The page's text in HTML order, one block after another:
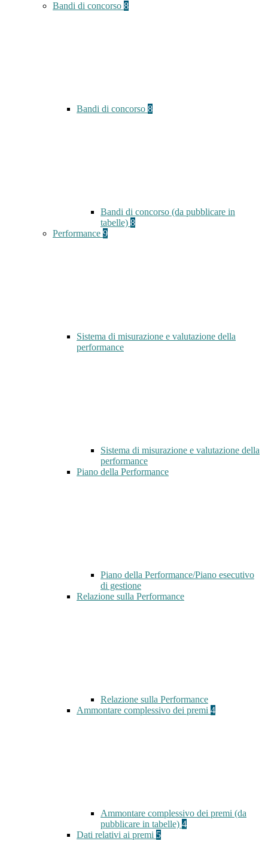
Bandi di concorso 8
Bandi di concorso 8
Bandi di concorso (da pubblicare in
tabelle) 8
Performance 9
Sistema di misurazione e valutazione della
performance
Sistema di misurazione e valutazione della
performance
Piano della Performance
Piano della Performance/Piano esecutivo
di gestione
Relazione sulla Performance
Relazione sulla Performance
Ammontare complessivo dei premi 4
Ammontare complessivo dei premi (da
pubblicare in tabelle) 4
Dati relativi ai premi 5